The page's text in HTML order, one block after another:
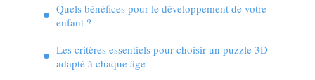
Quels bénéfices pour le développement de votre
enfant ?
Les critères essentiels pour choisir un puzzle 3D
adapté à chaque âge